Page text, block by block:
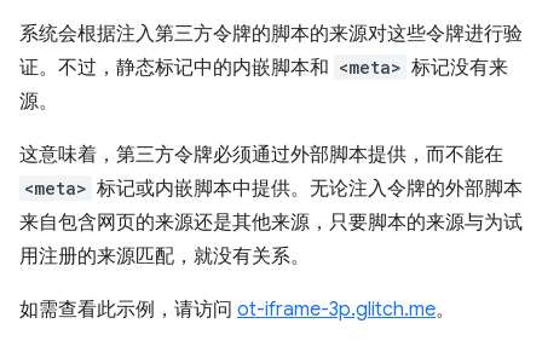
系统会根据注入第三方令牌的脚本的来源对这些令牌进行验
证。不过，静态标记中的内嵌脚本和 <meta> 标记没有来
源。
这意味着，第三方令牌必须通过外部脚本提供，而不能在
<meta> 标记或内嵌脚本中提供。无论注入令牌的外部脚本
来自包含网页的来源还是其他来源，只要脚本的来源与为试
用注册的来源匹配，就没有关系。
如需查看此示例，请访问 ot-iframe-3p.glitch.me。